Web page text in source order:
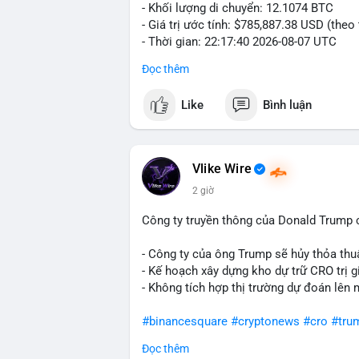
- Khối lượng di chuyển: 12.1074 BTC
- Giá trị ước tính: $785,887.38 USD (theo
- Thời gian: 22:17:40 2026-08-07 UTC
Nhận định phân tích hành vi của Cá voi
giá $64,909.56 đang nằm gần vùng
bước chuẩn bị thanh khoản để bán ra,
dò thanh khoản thị trường trước khi có
Lời khuyên cho nhà đầu tư nhỏ lẻ:
dịch tương tự trong 24 giờ tới, khả năng
#12dot1btc #786kusd #dichuyenvinuong
Đọc thêm
Like Bình luận
Vlike Wire
2 giờ
Công ty truyền thông của Donald
- Công ty của ông Trump sẽ hủy thỏa
- Kế hoạch xây dựng kho dự trữ CRO trị
- Không tích hợp thị trường dự đoán lên
#binancesquare #cryptonews #cro
$cro
Đọc thêm